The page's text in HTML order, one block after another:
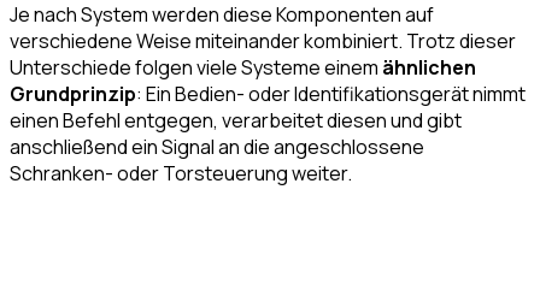
Je nach System werden diese Komponenten auf
verschiedene Weise miteinander kombiniert. Trotz dieser
Unterschiede folgen viele Systeme einem ähnlichen
Grundprinzip: Ein Bedien- oder Identifikationsgerät nimmt
einen Befehl entgegen, verarbeitet diesen und gibt
anschließend ein Signal an die angeschlossene
Schranken- oder Torsteuerung weiter.